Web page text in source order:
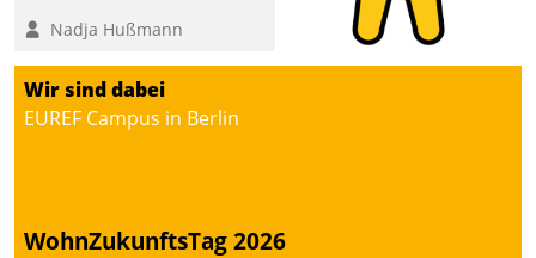
methodisch
Vernetzungsideen fürs
Quartier. Dazwischen
zeigte Datatrain, was es
Nadja Hußmann
Wir sind dabei
EUREF Campus in Berlin
WohnZukunftsTag 2026